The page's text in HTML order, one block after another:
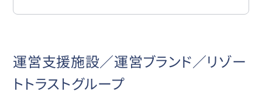
運営支援施設／運営ブランド／リゾー
トトラストグループ